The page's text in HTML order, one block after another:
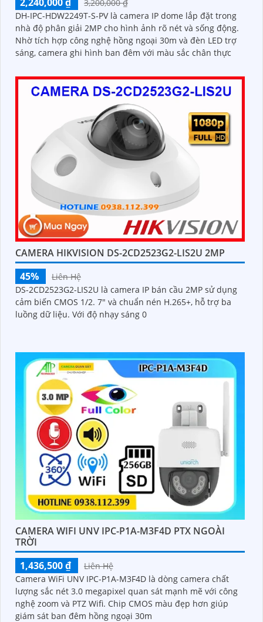
3,200,000 ₫
DH-IPC-HDW2249T-S-PV là camera IP dome lắp đặt trong
nhà độ phân giải 2MP cho hình ảnh rõ nét và sống động.
Nhờ tích hợp công nghệ hồng ngoại 30m và đèn LED trợ
sáng, camera ghi hình ban đêm với màu sắc chân thực
CAMERA HIKVISION DS-2CD2523G2-LIS2U 2MP
45%
Liên Hệ
DS-2CD2523G2-LIS2U là camera IP bán cầu 2MP sử dụng
cảm biến CMOS 1/2. 7" và chuẩn nén H.265+, hỗ trợ ba
luồng dữ liệu. Với độ nhạy sáng 0
CAMERA WIFI UNV IPC-P1A-M3F4D PTX NGOÀI
TRỜI
1,436,500 ₫
Liên Hệ
Camera WiFi UNV IPC-P1A-M3F4D là dòng camera chất
lượng sắc nét 3.0 megapixel quan sát mạnh mẽ với công
nghệ zoom và PTZ Wifi. Chip CMOS màu đẹp hơn giúp
giám sát ban đêm hồng ngoại 30m